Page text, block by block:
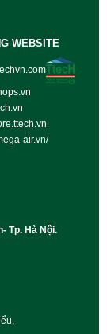
WEBSITE
air.vn/
Tp. Hà Nội.